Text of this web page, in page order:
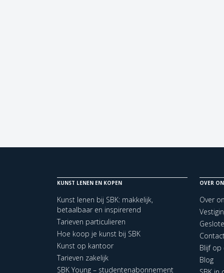
KUNST LENEN EN KOPEN
Kunst lenen bij SBK: makkelijk,
betaalbaar en inspirerend
Tarieven particulieren
Hoe koop je kunst bij SBK
Kunst op kantoor
Tarieven zakelijk
SBK Young – studentenabonnement
OVER
Over
Blijf op
Blog